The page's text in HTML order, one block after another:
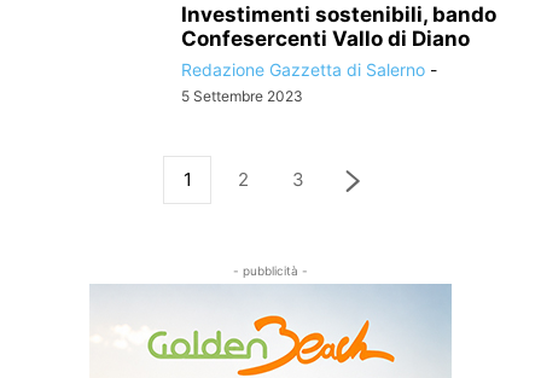
Investimenti sostenibili, bando
Confesercenti Vallo di Diano
Redazione Gazzetta di Salerno -
5 Settembre 2023
1 2 3
- pubblicità -